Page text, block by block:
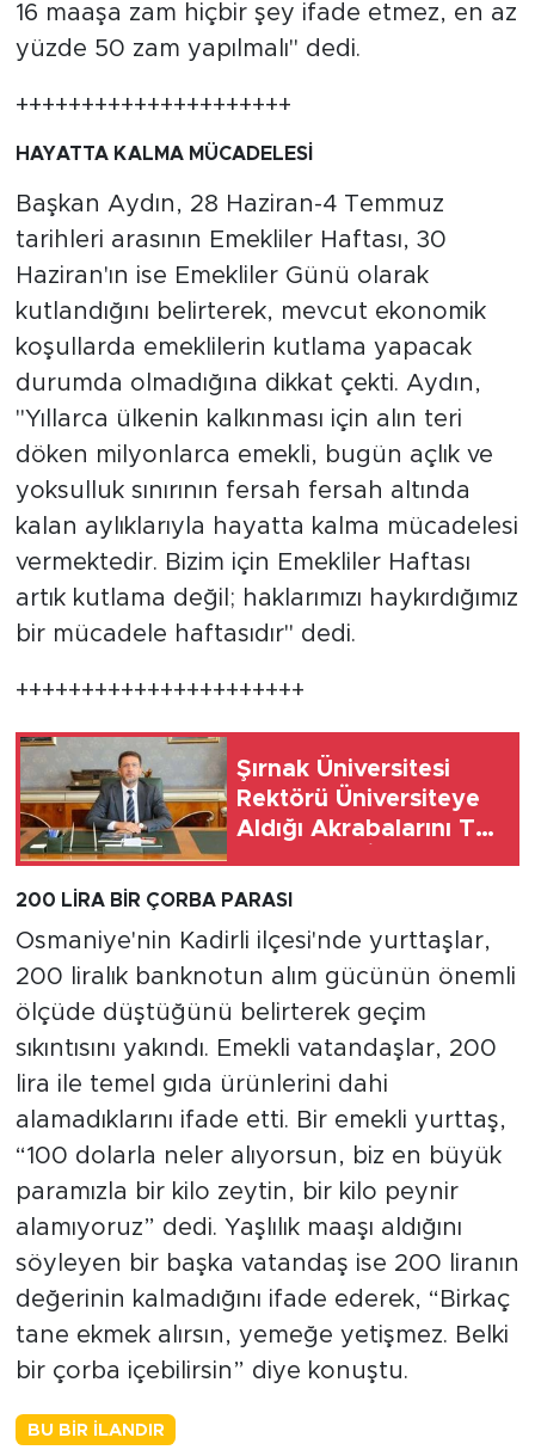
16 maaşa zam hiçbir şey ifade etmez, en az
yüzde 50 zam yapılmalı" dedi.
+++++++++++++++++++++
HAYATTA KALMA MÜCADELESİ
Başkan Aydın, 28 Haziran-4 Temmuz
tarihleri arasının Emekliler Haftası, 30
Haziran'ın ise Emekliler Günü olarak
kutlandığını belirterek, mevcut ekonomik
koşullarda emeklilerin kutlama yapacak
durumda olmadığına dikkat çekti. Aydın,
"Yıllarca ülkenin kalkınması için alın teri
döken milyonlarca emekli, bugün açlık ve
yoksulluk sınırının fersah fersah altında
kalan aylıklarıyla hayatta kalma mücadelesi
vermektedir. Bizim için Emekliler Haftası
artık kutlama değil; haklarımızı haykırdığımız
bir mücadele haftasıdır" dedi.
++++++++++++++++++++++
Şırnak Üniversitesi
Rektörü Üniversiteye
Aldığı Akrabalarını Tek
Gereği Yaptım,
200 LİRA BİR ÇORBA PARASI
Osmaniye'nin Kadirli ilçesi'nde yurttaşlar,
200 liralık banknotun alım gücünün önemli
ölçüde düştüğünü belirterek geçim
sıkıntısını yakındı. Emekli vatandaşlar, 200
lira ile temel gıda ürünlerini dahi
alamadıklarını ifade etti. Bir emekli yurttaş,
“100 dolarla neler alıyorsun, biz en büyük
paramızla bir kilo zeytin, bir kilo peynir
alamıyoruz” dedi. Yaşlılık maaşı aldığını
söyleyen bir başka vatandaş ise 200 liranın
değerinin kalmadığını ifade ederek, “Birkaç
tane ekmek alırsın, yemeğe yetişmez. Belki
bir çorba içebilirsin” diye konuştu.
BU BIR İLANDIR